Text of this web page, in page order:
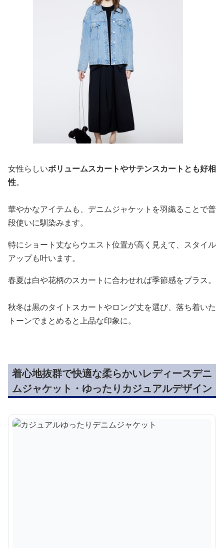
女性らしいボリュームスカートやサテンスカートとも好相
性。
華やかなアイテムも、デニムジャケットを羽織ることで普
段使いに馴染みます。
特にショート丈ならウエスト位置が高く見えて、スタイル
アップも叶います。
春夏は白や花柄のスカートに合わせれば季節感をプラス。
秋冬は黒のタイトスカートやロング丈を選び、落ち着いた
トーンでまとめると上品な印象に。
着心地抜群で快適な柔らかいレディースデニ
ムジャケット・ゆったりカジュアルデザイン